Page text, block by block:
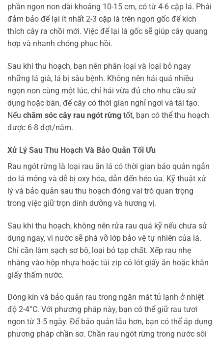
phần ngọn non dài khoảng 10-15 cm, có từ 4-6 cặp lá. Phải
đảm bảo để lại ít nhất 2-3 cặp lá trên ngọn gốc để kích
thích cây ra chồi mới. Việc để lại lá gốc sẽ giúp cây quang
hợp và nhanh chóng phục hồi.
Sau khi thu hoạch, bạn nên phân loại và loại bỏ ngay
những lá già, lá bị sâu bệnh. Không nên hái quá nhiều
ngọn non cùng một lúc, chỉ hái vừa đủ cho nhu cầu sử
dụng hoặc bán, để cây có thời gian nghỉ ngơi và tái tạo.
Nếu chăm sóc cây rau ngót rừng tốt, bạn có thể thu hoạch
được 6-8 đợt/năm.
Xử Lý Sau Thu Hoạch Và Bảo Quản Tối Ưu
Rau ngót rừng là loại rau ăn lá có thời gian bảo quản ngắn
do lá mỏng và dễ bị oxy hóa, dẫn đến héo úa. Kỹ thuật xử
lý và bảo quản sau thu hoạch đóng vai trò quan trọng
trong việc giữ trọn dinh dưỡng và hương vị.
Sau khi thu hoạch, không nên rửa rau quá kỹ nếu chưa sử
dụng ngay, vì nước sẽ phá vỡ lớp bảo vệ tự nhiên của lá.
Chỉ cần làm sạch sơ bộ, loại bỏ tạp chất. Xếp rau nhẹ
nhàng vào hộp nhựa hoặc túi zip có lót giấy ăn hoặc khăn
giấy thấm nước.
Đóng kín và bảo quản rau trong ngăn mát tủ lạnh ở nhiệt
độ 2-4°C. Với phương pháp này, bạn có thể giữ rau tươi
ngon từ 3-5 ngày. Để bảo quản lâu hơn, bạn có thể áp dụng
phương pháp chần sơ. Chần rau ngót rừng trong nước sôi